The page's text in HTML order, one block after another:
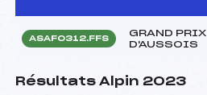
ASAF0312.FFS
GRAND PRIX
D'AUSSOIS
Résultats Alpin 2023